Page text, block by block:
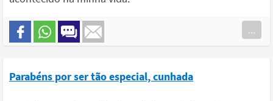
...
Parabéns por ser tão especial, cunhada